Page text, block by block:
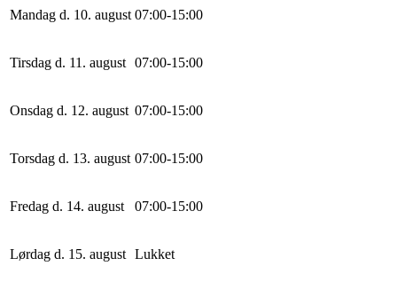
Mandag d. 10. august 07:00-15:00
Tirsdag d. 11. august 07:00-15:00
Onsdag d. 12. august 07:00-15:00
Torsdag d. 13. august 07:00-15:00
Fredag d. 14. august 07:00-15:00
Lørdag d. 15. august Lukket